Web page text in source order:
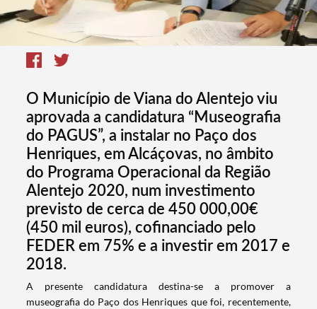
O Município de Viana do Alentejo viu
aprovada a candidatura “Museografia
do PAGUS”, a instalar no Paço dos
Henriques, em Alcáçovas, no âmbito
do Programa Operacional da Região
Alentejo 2020, num investimento
previsto de cerca de 450 000,00€
(450 mil euros), cofinanciado pelo
FEDER em 75% e a investir em 2017 e
2018.
​A presente candidatura destina-se a promover a
museografia do Paço dos Henriques que foi, recentemente,